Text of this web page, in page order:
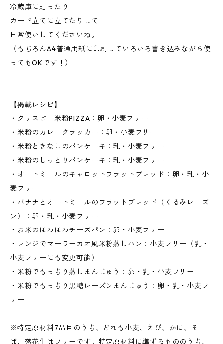
冷蔵庫に貼ったり
カード立てに立てたりして
日常使いしてくださいね。
（もちろんA4普通用紙に印刷していろいろ書き込みながら使
ってもOKです！）
【掲載レシピ】
・クリスピー米粉PIZZA：卵・小麦フリー
・米粉のカレークラッカー：卵・小麦フリー
・米粉ときなこのパンケーキ：乳・小麦フリー
・米粉のしっとりパンケーキ：乳・小麦フリー
・オートミールのキャロットフラットブレッド：卵・乳・小
麦フリー
・バナナとオートミールのフラットブレッド（くるみレーズ
ン）：卵・乳・小麦フリー
・お米のほわほわチーズパン：卵・小麦フリー
・レンジでマーラーカオ風米粉蒸しパン：小麦フリー（乳・
小麦フリーにも変更可能）
・米粉でもっちり蒸しまんじゅう：卵・乳・小麦フリー
・米粉でもっちり黒糖レーズンまんじゅう：卵・乳・小麦フ
リー
※特定原材料7品目のうち、どれも小麦、えび、かに、そ
ば、落花生はフリーです。特定原材料に準ずるもののうち、